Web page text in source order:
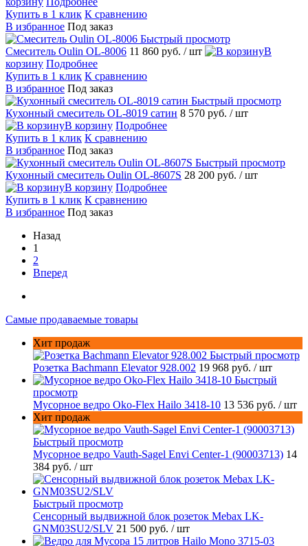
Купить в 1 клик К сравнению
В избранное Под заказ
Быстрый просмотр
Смеситель Oulin OL-8006 11 860 руб. / шт
В
корзину Подробнее
Купить в 1 клик К сравнению
В избранное Под заказ
Быстрый просмотр
Кухонный смеситель OL-8019 сатин 8 570 руб. / шт
В корзину Подробнее
Купить в 1 клик К сравнению
В избранное Под заказ
Быстрый просмотр
Кухонный смеситель Oulin OL-8607S 28 200 руб. / шт
В корзину Подробнее
Купить в 1 клик К сравнению
В избранное Под заказ
Назад
1
2
Вперед
Самые продаваемые товары
Хит продаж
Быстрый просмотр
Розетка Bachmann Elevator 928.002 19 968 руб. / шт
Быстрый
просмотр
Мусорное ведро Oko-Flex Hailo 3418-10 13 536 руб. / шт
Хит продаж
Быстрый просмотр
Мусорное ведро Vauth-Sagel Envi Center-1 (90003713) 14
384 руб. / шт
Быстрый просмотр
Сенсорный выдвижной блок розеток Mebax LK-
GNM03SU2/SLV 21 500 руб. / шт